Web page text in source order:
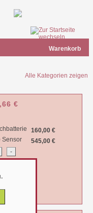
Warenkorb
Alle Kategorien zeigen
€
160,00 €
Sensor
545,00 €
€
1.620,38